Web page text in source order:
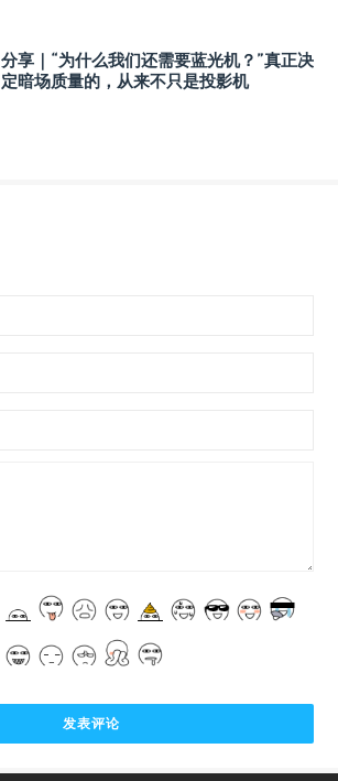
分享｜“为什么我们还需要蓝光机？”真正决
定暗场质量的，从来不只是投影机